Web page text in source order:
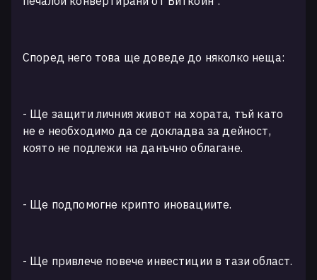
Според него това ще доведе до няколко неща:
- Ще защити личния живот на хората, тъй като
не е необходимо да се докладва за дейност,
която не подлежи на данъчно облагане.
- Ще подпомогне крипто иновациите.
- Ще привлече повече инвестиции в тази област.